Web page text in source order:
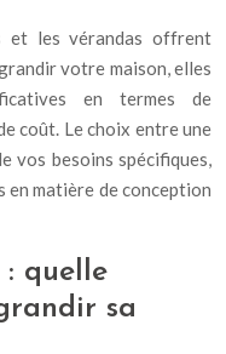
et les vérandas offrent
votre maison, elles
en termes de
coût. Le choix entre une
vos besoins spécifiques,
matière de conception
: quelle
sa